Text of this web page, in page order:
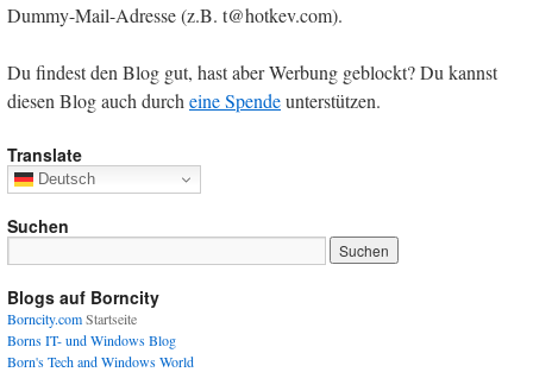
Dummy-Mail-Adresse (z.B. t@hotkev.com).
Du findest den Blog gut, hast aber Werbung geblockt? Du kannst
diesen Blog auch durch eine Spendeunterstützen.
Translate
Deutsch
Suchen
Blogs auf Borncity
Borncity.comStartseite
Borns IT- und Windows Blog
Born's Tech and Windows World